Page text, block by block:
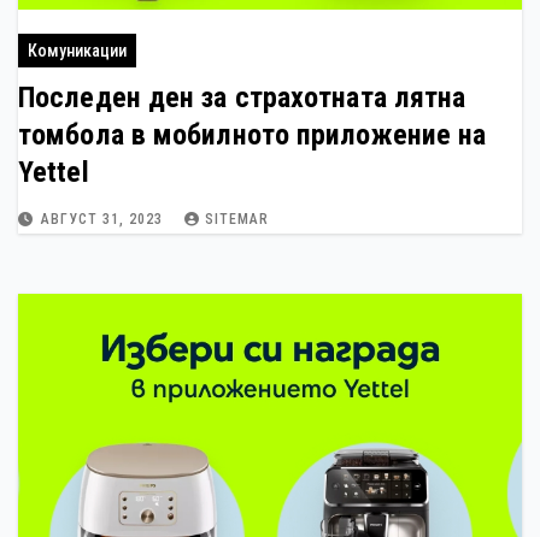
Комуникации
Последен ден за страхотната лятна
томбола в мобилното приложение на
Yettel
АВГУСТ 31, 2023 SITEMAR